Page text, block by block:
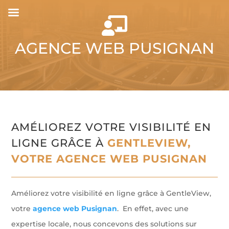

AGENCE WEB PUSIGNAN
AMÉLIOREZ VOTRE VISIBILITÉ EN
LIGNE GRÂCE ÀGENTLEVIEW,
VOTRE AGENCE WEB PUSIGNAN
Améliorez votre visibilité en ligne grâce à GentleView,
votreagence web Pusignan. En effet, avec une
expertise locale, nous concevons des solutions sur